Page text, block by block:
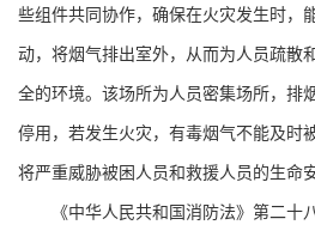
些组件共同协作，确保在火灾发生时，
动，将烟气排出室外，从而为人员疏散
全的环境。该场所为人员密集场所，排
停用，若发生火灾，有毒烟气不能及时
将严重威胁被困人员和救援人员的生命安
《中华人民共和国消防法》第二十